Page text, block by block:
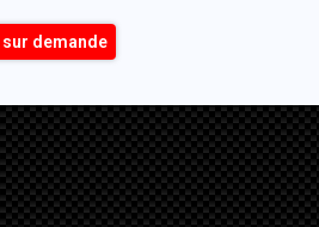
demande